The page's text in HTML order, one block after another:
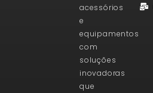
acessórios
e
equipamentos
com
soluções
inovadoras
que